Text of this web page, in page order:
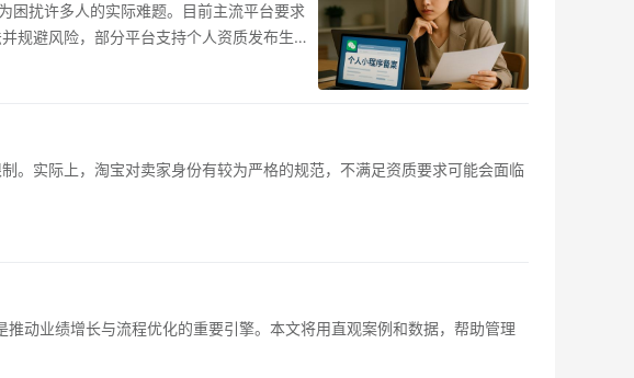
困扰许多人的实际难题。目前主流平台要求
规避风险，部分平台支持个人资质发布生活
。实际上，淘宝对卖家身份有较为严格的规范，不满足资质要求可能会面临
动业绩增长与流程优化的重要引擎。本文将用直观案例和数据，帮助管理